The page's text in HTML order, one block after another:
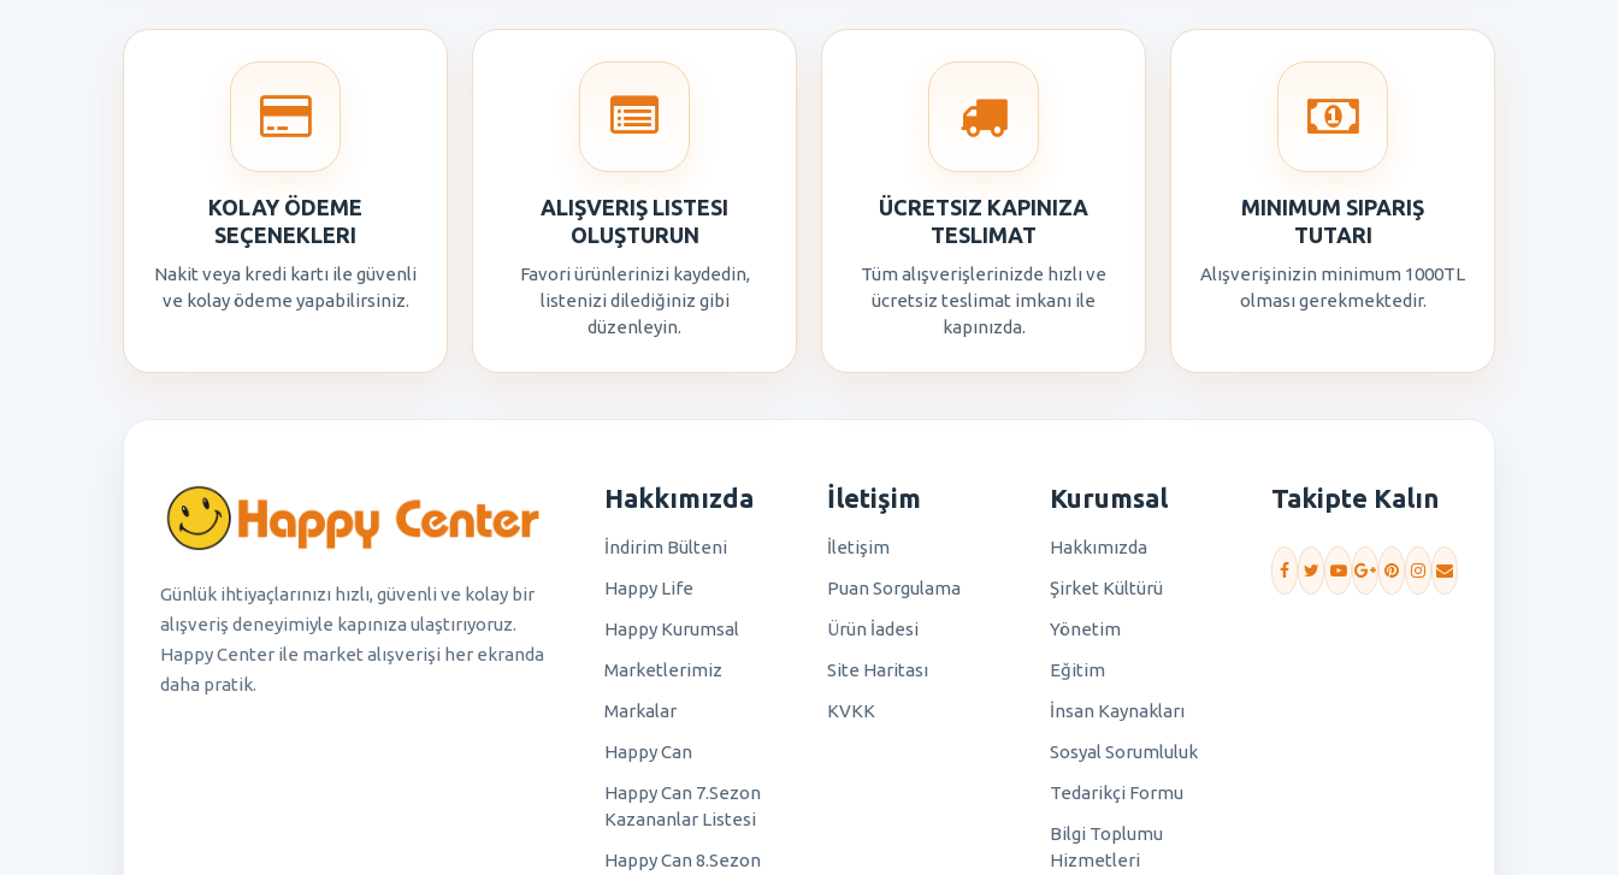
KOLAY ÖDEME
SEÇENEKLERI
Nakit veya kredi kartı ile güvenli
ve kolay ödeme yapabilirsiniz.
ALIŞVERIŞ LISTESI
OLUŞTURUN
Favori ürünlerinizi kaydedin,
listenizi dilediğiniz gibi
düzenleyin.
ÜCRETSIZ KAPINIZA
TESLIMAT
Tüm alışverişlerinizde hızlı ve
ücretsiz teslimat imkanı ile
kapınızda.
MINIMUM SIPARIŞ
TUTARI
Alışverişinizin minimum 1000TL
olması gerekmektedir.
Günlük ihtiyaçlarınızı hızlı, güvenli ve kolay bir
alışveriş deneyimiyle kapınıza ulaştırıyoruz.
Happy Center ile market alışverişi her ekranda
daha pratik.
Hakkımızda
İndirim Bülteni
Happy Life
Happy Kurumsal
Marketlerimiz
Markalar
Happy Can
Happy Can 7.Sezon
Kazananlar Listesi
Happy Can 8.Sezon
İletişim
İletişim
Puan Sorgulama
Ürün İadesi
Site Haritası
KVKK
Kurumsal
Hakkımızda
Şirket Kültürü
Yönetim
Eğitim
İnsan Kaynakları
Sosyal Sorumluluk
Tedarikçi Formu
Bilgi Toplumu
Hizmetleri
Takipte Kalın